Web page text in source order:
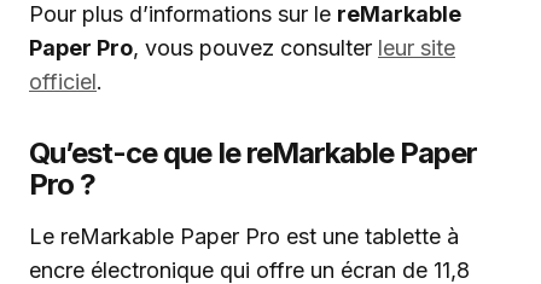
Pour plus d’informations sur le reMarkable
Paper Pro, vous pouvez consulter leur site
officiel.
Qu’est-ce que le reMarkable Paper
Pro ?
Le reMarkable Paper Pro est une tablette à
encre électronique qui offre un écran de 11,8